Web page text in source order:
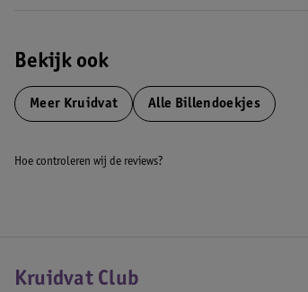
Bekijk ook
Meer Kruidvat Alle Billendoekjes
Hoe controleren wij de reviews?
Kruidvat Club